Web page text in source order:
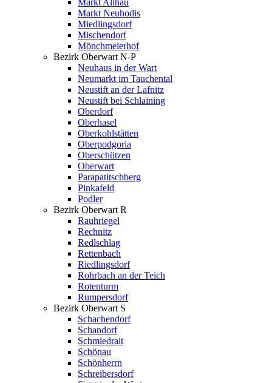
Markt Allhau
Markt Neuhodis
Miedlingsdorf
Mischendorf
Mönchmeierhof
Bezirk Oberwart N-P
Neuhaus in der Wart
Neumarkt im Tauchental
Neustift an der Lafnitz
Neustift bei Schlaining
Oberdorf
Oberhasel
Oberkohlstätten
Oberpodgoria
Oberschützen
Oberwart
Parapatitschberg
Pinkafeld
Podler
Bezirk Oberwart R
Rauhriegel
Rechnitz
Redlschlag
Rettenbach
Riedlingsdorf
Rohrbach an der Teich
Rotenturm
Rumpersdorf
Bezirk Oberwart S
Schachendorf
Schandorf
Schmiedrait
Schönau
Schönherrn
Schreibersdorf